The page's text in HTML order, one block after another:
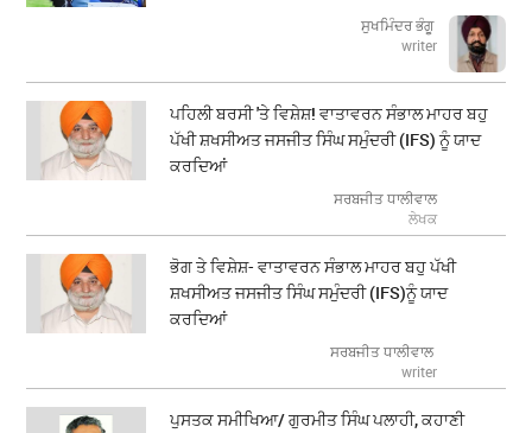
ਸੁਖਮਿੰਦਰ ਭੰਗੂ
writer
ਪਹਿਲੀ ਬਰਸੀ 'ਤੇ ਵਿਸ਼ੇਸ਼! ਵਾਤਾਵਰਨ ਸੰਭਾਲ ਮਾਹਰ ਬਹੁ
ਪੱਖੀ ਸ਼ਖਸੀਅਤ ਜਸਜੀਤ ਸਿੰਘ ਸਮੁੰਦਰੀ (IFS) ਨੂੰ ਯਾਦ
ਕਰਦਿਆਂ
ਸਰਬਜੀਤ ਧਾਲੀਵਾਲ
ਲੇਖਕ
ਭੋਗ ਤੇ ਵਿਸ਼ੇਸ਼- ਵਾਤਾਵਰਨ ਸੰਭਾਲ ਮਾਹਰ ਬਹੁ ਪੱਖੀ
ਸ਼ਖਸੀਅਤ ਜਸਜੀਤ ਸਿੰਘ ਸਮੁੰਦਰੀ (IFS)ਨੂੰ ਯਾਦ
ਕਰਦਿਆਂ
ਸਰਬਜੀਤ ਧਾਲੀਵਾਲ
writer
ਪੁਸਤਕ ਸਮੀਖਿਆ/ ਗੁਰਮੀਤ ਸਿੰਘ ਪਲਾਹੀ, ਕਹਾਣੀ